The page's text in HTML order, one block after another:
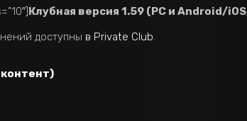
Клубная версия 1.59 (PC и Android/
доступны в Private Club.